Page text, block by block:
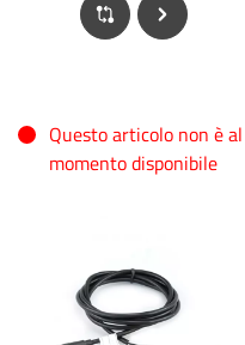
Questo articolo non è al
momento disponibile